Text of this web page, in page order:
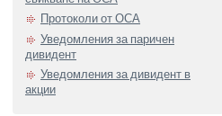
Протоколи от ОСА
Уведомления за паричен
дивидент
Уведомления за дивидент в
акции